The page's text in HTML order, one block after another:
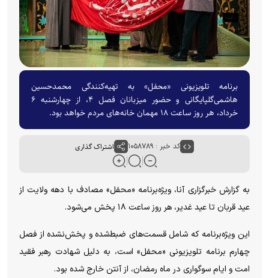
برنامه تلویزیونی «محفل» به تهیه‌کنندگی محمدحسین
هاشمی‌گلپایگانی و حضور میزبانان فصل ۴، از چهارشنبه ۶
خرداد، هر روز ساعت ۱۸ مهمان خانه‌های مردم خواهد بود.
کد خبر : ۱۰۵۸۷۸۹ اشتراک گذاری
به گزارش خبرگزاری آنا، ویژه‌برنامه «محفل» مصادف با دهه ولایت از
عید قربان تا عید غدیر، هر روز ساعت ۱۸ پخش می‌شود.
این ویژه‌برنامه که شامل قسمت‌های ضبط‌شده و پخش‌نشده از فصل
چهارم برنامه تلویزیونی «محفل» است، به دلیل شهادت رهبر فقید
امت و ایام سوگواری در ماه رمضان، از آنتن خارج شده بود.